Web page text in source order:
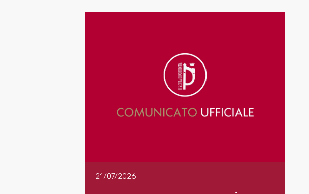
21/07/2026